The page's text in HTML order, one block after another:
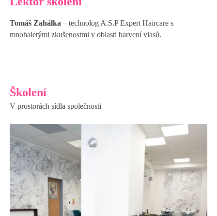
Tomáš Zahálka – technolog A.S.P Expert Haircare s
mnohaletými zkušenostmi v oblasti barvení vlasů.
Školení
V prostorách sídla společnosti